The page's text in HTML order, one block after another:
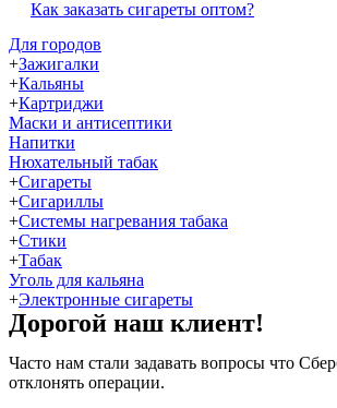
Как заказать сигареты оптом?
Для городов
+Зажигалки
+Кальяны
+Картриджи
Маски и антисептики
Напитки
Нюхательный табак
+Сигареты
+Сигариллы
+Системы нагревания табака
+Стики
+Табак
Уголь для кальяна
+Электронные сигареты
Дорогой наш клиент!
Часто нам стали задавать вопросы что
отклонять операции.